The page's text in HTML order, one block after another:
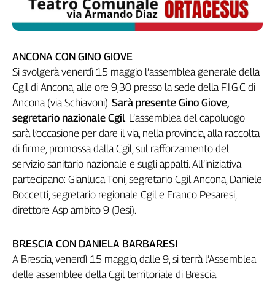
ANCONA CON GINO GIOVE
Si svolgerà venerdì 15 maggio l’assemblea generale della
Cgil di Ancona, alle ore 9,30 presso la sede della F.I.G.C di
Ancona (via Schiavoni). Sarà presente Gino Giove,
segretario nazionale Cgil. L’assemblea del capoluogo
sarà l’occasione per dare il via, nella provincia, alla raccolta
di firme, promossa dalla Cgil, sul rafforzamento del
servizio sanitario nazionale e sugli appalti. All’iniziativa
partecipano: Gianluca Toni, segretario Cgil Ancona, Daniele
Boccetti, segretario regionale Cgil e Franco Pesaresi,
direttore Asp ambito 9 (Jesi).
BRESCIA CON DANIELA BARBARESI
A Brescia, venerdì 15 maggio, dalle 9, si terrà l’Assemblea
delle assemblee della Cgil territoriale di Brescia.